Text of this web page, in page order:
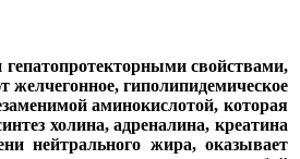
свойствами,
гиполипидемическое
аминокислотой, которая
холина, адреналина, креатина
нейтрального жира, оказывает